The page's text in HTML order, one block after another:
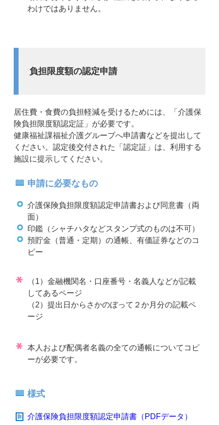
わけではありません。
負担限度額の認定申請
居住費・食費の負担軽減を受けるためには、「介護保
険負担限度額認定証」が必要です。
健康福祉課福祉介護グループへ申請書などを提出して
ください。認定後交付された「認定証」は、利用する
施設に提示してください。
申請に必要なもの
介護保険負担限度額認定申請書および同意書（両
面）
印鑑（シャチハタなどスタンプ式のものは不可）
預貯金（普通・定期）の通帳、有価証券などのコ
ピー
（1）金融機関名・口座番号・名義人などが記載
してあるページ
（2）提出日からさかのぼって２か月分の記載ペ
ージ
本人および配偶者名義の全ての通帳についてコピ
ーが必要です。
様式
介護保険負担限度額認定申請書（PDFデータ）